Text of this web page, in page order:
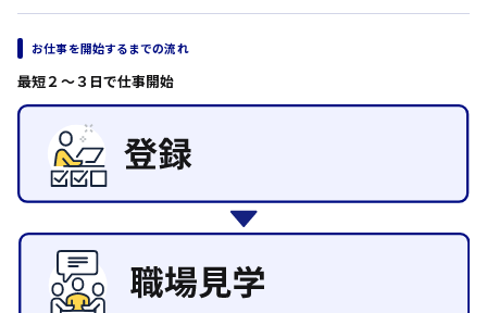
レジ
接客
調理
ラウンダー営業
ルート営業
その他の専門職
清掃
施工管理
自動車整備士
配送・ドライバー
呉市
東広島市
安芸高田市
日給8000円～
お仕事を開始するまでの流れ
最短２〜３日で仕事開始